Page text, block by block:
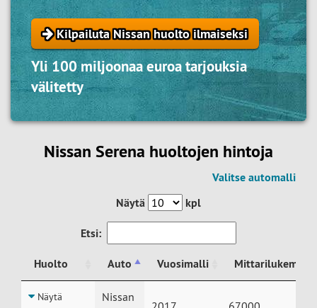
Kilpailuta Nissan huolto ilmaiseksi
Yli 100 miljoonaa euroa tarjouksia
välitetty
Nissan Serena huoltojen hintoja
Valitse automalli
Näytä
kpl
Etsi:
Huolto Auto Vuosimalli
Mittarilukema
Huolto
Auto
Näytä
Nissan